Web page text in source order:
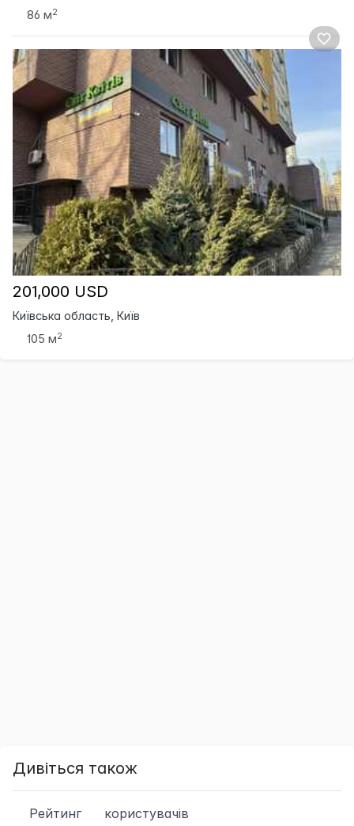
86 м2
201,000 USD
Київська область, Київ
105 м2
Дивіться також
Рейтинг
користувачів